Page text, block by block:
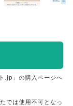
.jp」の購入ページへ
では使用不可となっ